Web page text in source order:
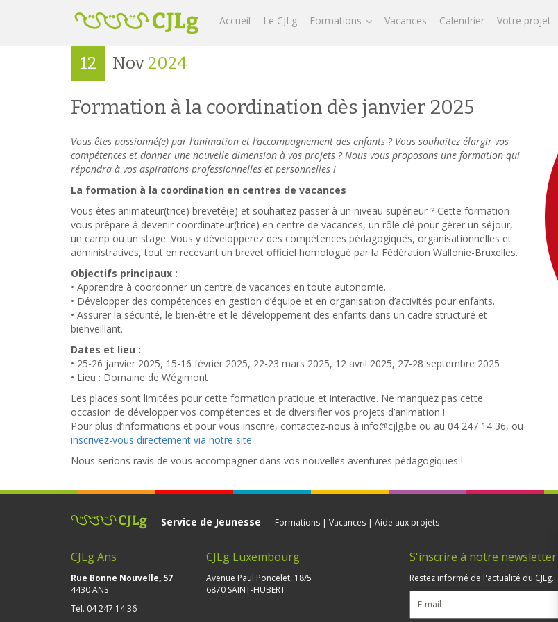
Accueil Le CJLg Formations Vacances Calendrier Votre projet
12 Nov 2024
Formation à la coordination dès janvier 2025
Vous êtes passionné(e) par l’animation et l’accompagnement des enfants ? Vous souhaitez élargir vos
compétences et donner une nouvelle dimension à vos projets ? Nous vous proposons une formation qui
répondra à vos aspirations professionnelles et personnelles !
La formation à la coordination en centres de vacances
Vous êtes animateur(trice) breveté(e) et souhaitez passer à un niveau supérieur ? Cette formation
vous prépare à devenir coordinateur(trice) en centre de vacances, un rôle clé pour gérer un séjour,
un camp ou un stage. Vous y développerez des compétences pédagogiques, organisationnelles et
administratives, tout en recevant un brevet officiel homologué par la Fédération Wallonie-Bruxelles.
Objectifs principaux :
• Apprendre à coordonner un centre de vacances en toute autonomie.
• Développer des compétences en gestion d’équipe et en organisation d’activités pour enfants.
• Assurer la sécurité, le bien-être et le développement des enfants dans un cadre structuré et
bienveillant.
Dates et lieu :
• 25-26 janvier 2025, 15-16 février 2025, 22-23 mars 2025, 12 avril 2025, 27-28 septembre 2025
• Lieu : Domaine de Wégimont
Les places sont limitées pour cette formation pratique et interactive. Ne manquez pas cette
occasion de développer vos compétences et de diversifier vos projets d’animation !
Pour plus d’informations et pour vous inscrire, contactez-nous à info@cjlg.be ou au 04 247 14 36, ou
inscrivez-vous directement via notre site
Nous serions ravis de vous accompagner dans vos nouvelles aventures pédagogiques !
Service de Jeunesse Formations | Vacances | Aide aux projets
CJLg Ans
Rue Bonne Nouvelle, 57
4430 ANS
Tél. 04 247 14 36
CJLg Luxembourg
Avenue Paul Poncelet, 18/5
6870 SAINT-HUBERT
S'inscrire à notre newsletter
Restez informé de l'actualité du CJLg...